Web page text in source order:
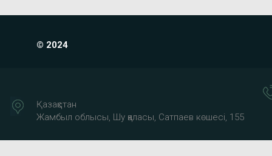
© 2024
Қазақстан
Жамбыл облысы, Шу қаласы, Сатпаев көшесі, 155